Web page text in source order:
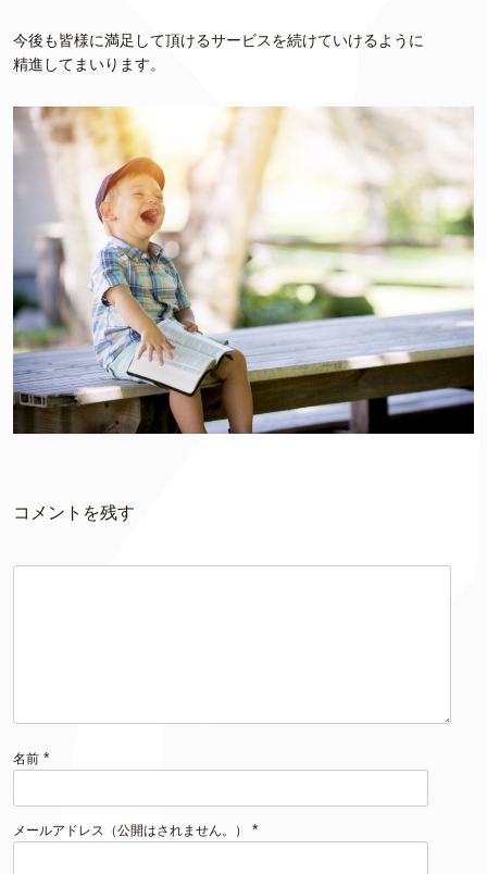
今後も皆様に満足して頂けるサービスを続けていけるように
精進してまいります。
コメントを残す
名前 *
メールアドレス（公開はされません。） *